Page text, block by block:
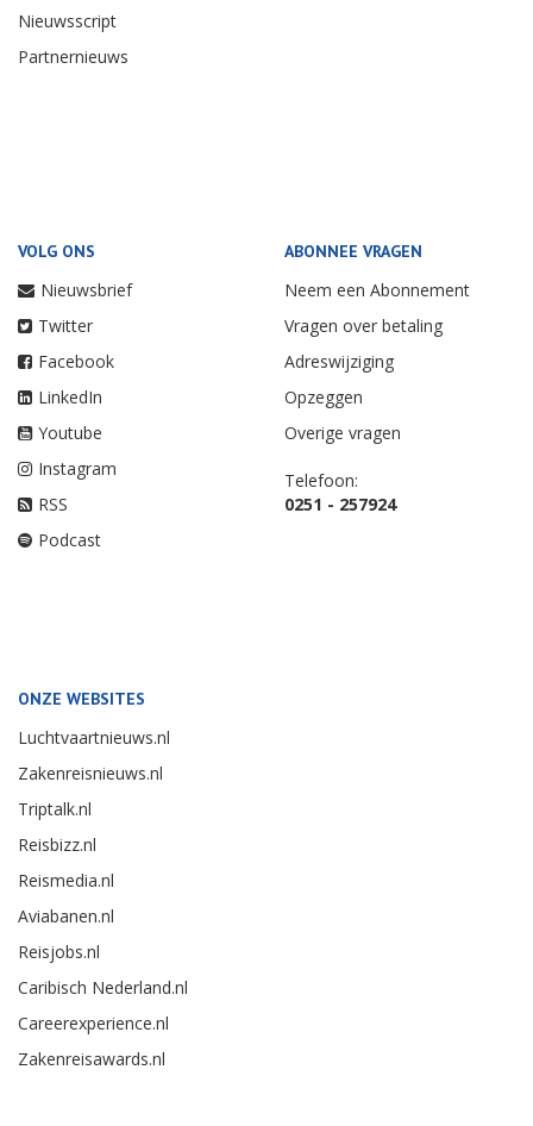
Nieuwsscript
Partnernieuws
VOLG ONS
Nieuwsbrief
Twitter
Facebook
LinkedIn
Youtube
Instagram
RSS
Podcast
ABONNEE VRAGEN
Neem een Abonnement
Vragen over betaling
Adreswijziging
Opzeggen
Overige vragen
Telefoon:
0251 - 257924
ONZE WEBSITES
Luchtvaartnieuws.nl
Zakenreisnieuws.nl
Triptalk.nl
Reisbizz.nl
Reismedia.nl
Aviabanen.nl
Reisjobs.nl
Caribisch Nederland.nl
Careerexperience.nl
Zakenreisawards.nl